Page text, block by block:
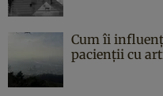
Cum îi
pacienții cu